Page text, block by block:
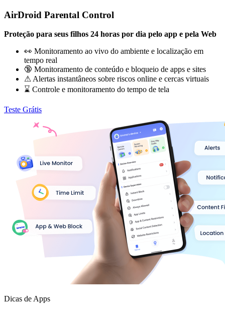
AirDroid Parental Control
Proteção para seus filhos 24 horas por dia pelo app e pela Web
👀 Monitoramento ao vivo do ambiente e localização em
tempo real
🔞 Monitoramento de conteúdo e bloqueio de apps e sites
⚠ Alertas instantâneos sobre riscos online e cercas virtuais
⌛ Controle e monitoramento do tempo de tela
Teste Grátis
Dicas de Apps